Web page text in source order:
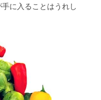
に入ることはうれし